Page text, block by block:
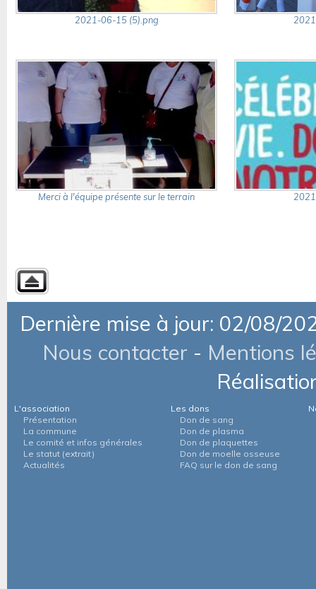
2021-06-15 (5).png
Merci à l'équipe présente sur le terrain
Dernière mise à jour: 02/08/
Nous contacter - Mentions
L'association
Présentation
La commune
Le comité et infos générales
Le statut (extrait)
Actualités
Les dons
Don de sang
Don de plasma
Don de plaquettes
Don de moelle osseuse
FAQ sur le don de sang